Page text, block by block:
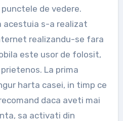
de vedere.
acestuia s-a realizat
realizandu-se fara
este usor de folosit,
La prima
harta casei, in timp ce
daca aveti mai
sa activati din